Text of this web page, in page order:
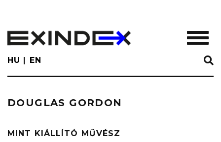
main
content
HU EN
DOUGLAS GORDON
MINT KIÁLLÍTÓ MŰVÉSZ